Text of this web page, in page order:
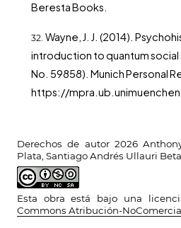
Derechos de autor 2026
Plata, Santiago Andrés Ullauri
Esta obra está bajo una
Commons Atribución-
Beresta Books.
Wayne, J. J. (2014).
introduction to quantum social
No. 59858). Munich Personal
https://